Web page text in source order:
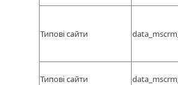
Типові сайти
Типові сайти